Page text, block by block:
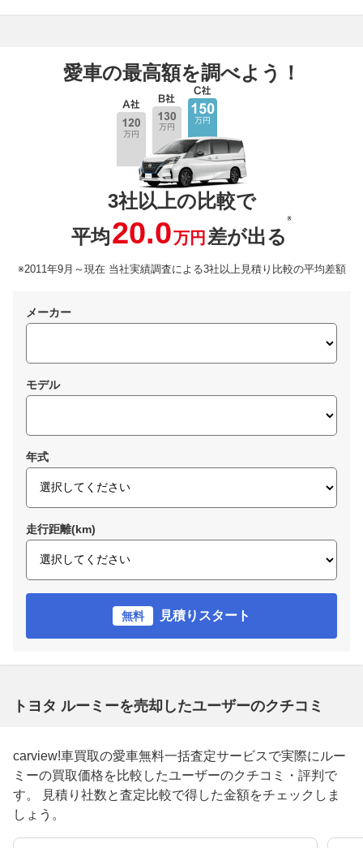
愛車の最高額を調べよう！
3社以上の比較で
平均20.0万円 差が出る
※
※2011年9月～現在 当社実績調査による3社以上見積り比較の平均差額
メーカー
モデル
年式
走行距離(km)
無料 見積りスタート
トヨタ ルーミーを売却したユーザーのクチコミ
carview!車買取の愛車無料一括査定サービスで実際にルー
ミーの買取価格を比較したユーザーのクチコミ・評判で
す。 見積り社数と査定比較で得した金額をチェックしま
しょう。